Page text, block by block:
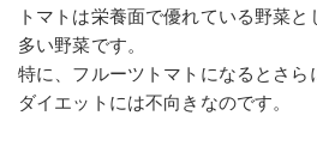
トマトは栄養面で優れている野菜
多い野菜です。
特に、フルーツトマトになるとさら
ダイエットには不向きなのです。